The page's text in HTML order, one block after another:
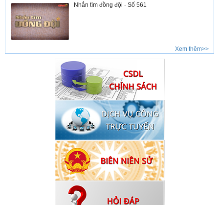
Nhắn tìm đồng đội - Số 561
Xem thêm>>